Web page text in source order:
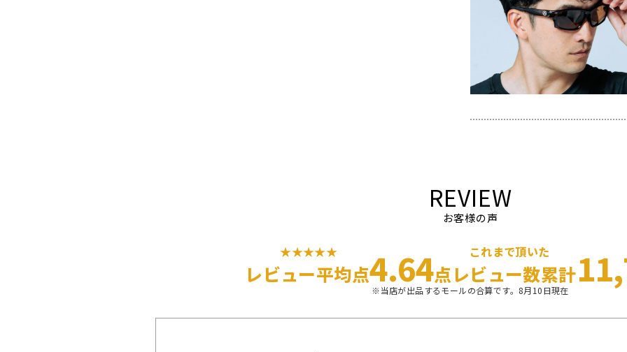
REVIEW
お客様の声
★★★★★
レビュー平均点4.64点
これまで頂いた
レビュー数累計
※当店が出品するモールの合算です。8月10日現在